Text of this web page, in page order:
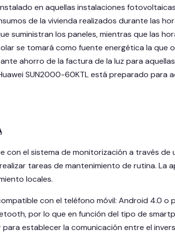
en aquellas instalaciones
de la vivienda realizados durante las
suministran los paneles, mientras que las
se tomará como fuente energética la que
ahorro de la factura de la luz para
SUN2000-60KTL está preparado para
con el sistema de monitorización a través de
tareas de mantenimiento de rutina. La
locales.
con el teléfono móvil: Android 4.0 o
por lo que en función del tipo de
establecer la comunicación entre el